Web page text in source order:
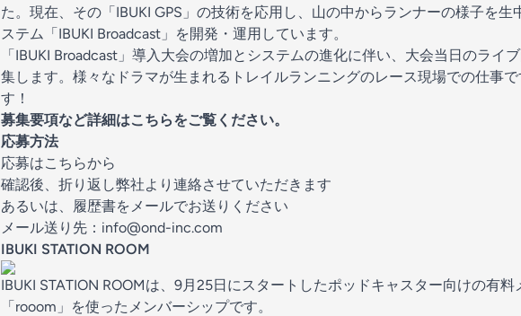
た。現在、その「IBUKI GPS」の技術を応用し、山の中からランナーの様子を
ステム「IBUKI Broadcast」を開発・運用しています。
「IBUKI Broadcast」導入大会の増加とシステムの進化に伴い、大会当日のライ
集します。様々なドラマが生まれるトレイルランニングのレース現場での仕事
す！
募集要項など詳細はこちらをご覧ください。
応募方法
応募はこちらから
確認後、折り返し弊社より連絡させていただきます
あるいは、履歴書をメールでお送りください
メール送り先：info@ond-inc.com
IBUKI STATION ROOM
IBUKI STATION ROOMは、9月25日にスタートしたポッドキャスター向けの有
「rooom」を使ったメンバーシップです。